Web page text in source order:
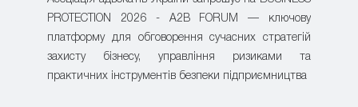
PROTECTION 2026 - A2B FORUM — ключову
платформу для обговорення сучасних стратегій
захисту бізнесу, управління ризиками та
практичних інструментів безпеки підприємництва